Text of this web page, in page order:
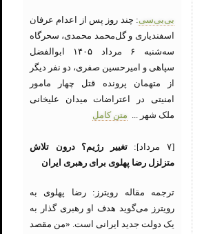
بی‌بی‌سی: چند روز پس از اعدام عرفان
اسفندیاری و گل‌محمد محمدی، سحرگاه
سه‌شنبه ۶ مرداد ۱۴۰۵ ابوالفضل
سپاهی و امیرحسین صفری، دو نفر دیگر
از متهمان پرونده قتل چهار مامور
امنیتی در اعتراضات میدان علیخانی
ملک شهر ... متن کامل
[۷ مرداد]:
تغییر رژیم؟ درون تلاش
متزلزل رضا پهلوی برای رهبری ایران
ترجمه مقاله رویترز: رضا پهلوی به
رویترز می‌گوید هدف او رهبری گذار به
یک دولت جدید ایرانی است. «من مقصد